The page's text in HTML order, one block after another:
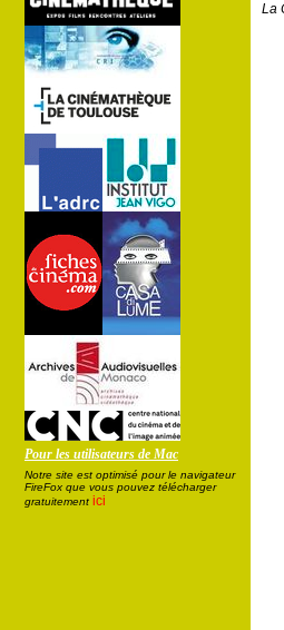
Pour les utilisateurs de Mac
Notre site est optimisé pour le navigateur
FireFox que vous pouvez télécharger
gratuitement ici
La